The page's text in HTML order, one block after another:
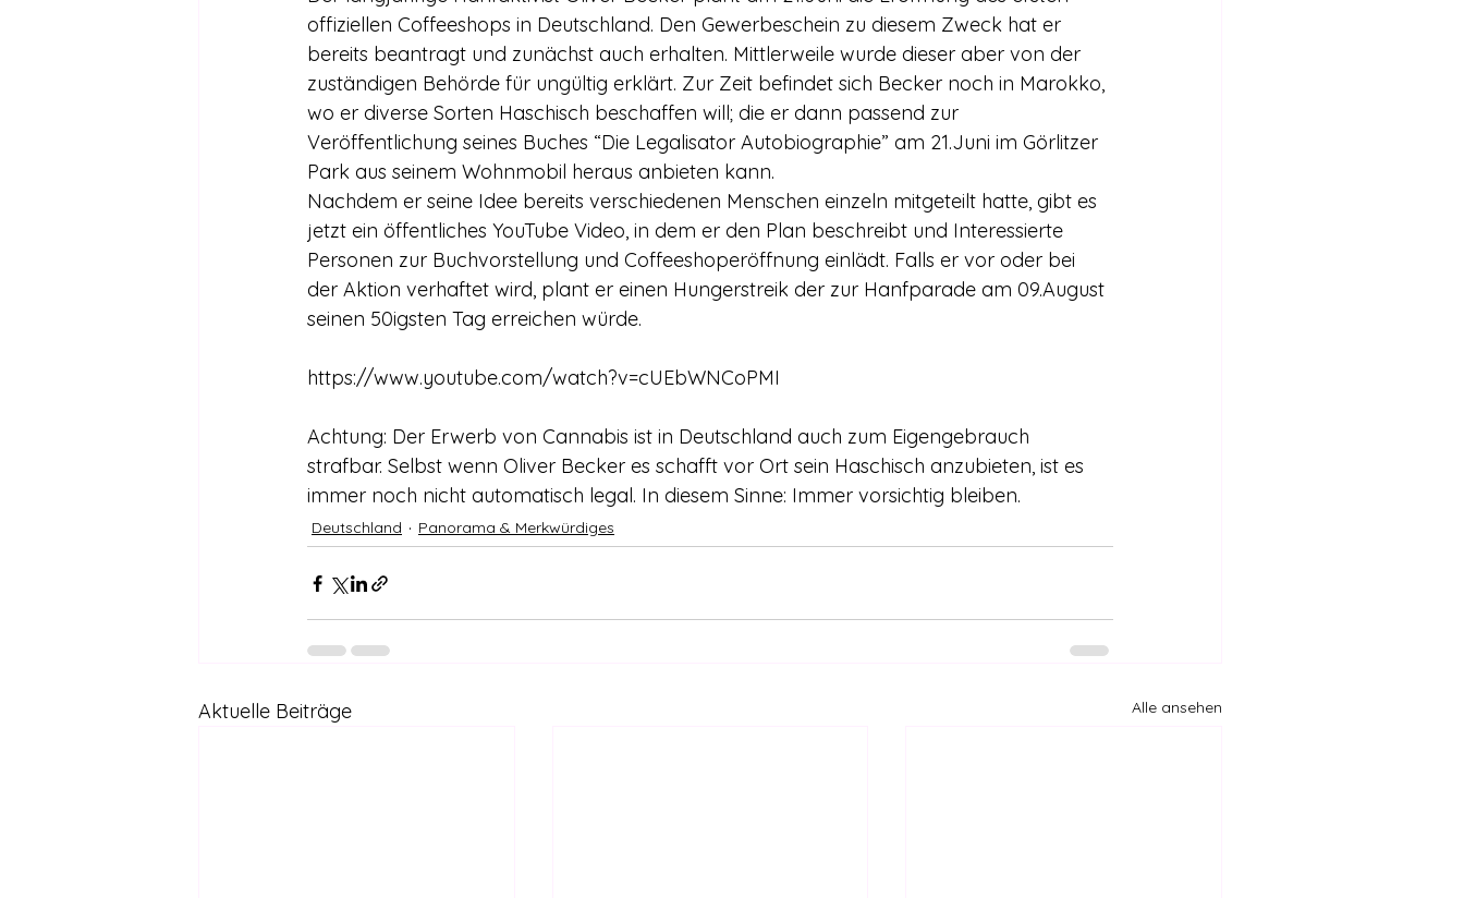
Legalisierte Länder Hanfszene Mitmachen! Meinungsumfragen Repression Stimmen für die Legalisierung
Recht & Urteile Schäden durch Prohibition Panorama & Merkwürdiges Veranstaltungsbericht
Stimmen gegen die Legalisierung Streckmittel Wirtschaft Test Wissenschaft
Wissenschaft zu Drogenpolitik und a
offiziellen Coffeeshops in Deutschland. Den Gewerbeschein zu diesem Zweck hat er
bereits beantragt und zunächst auch erhalten. Mittlerweile wurde dieser aber von der
zuständigen Behörde für ungültig erklärt. Zur Zeit befindet sich Becker noch in Marokko,
wo er diverse Sorten Haschisch beschaffen will; die er dann passend zur
Veröffentlichung seines Buches “Die Legalisator Autobiographie” am 21.Juni im Görlitzer
Park aus seinem Wohnmobil heraus anbieten kann.
Nachdem er seine Idee bereits verschiedenen Menschen einzeln mitgeteilt hatte, gibt es
jetzt ein öffentliches YouTube Video, in dem er den Plan beschreibt und Interessierte
Personen zur Buchvorstellung und Coffeeshoperöffnung einlädt. Falls er vor oder bei
der Aktion verhaftet wird, plant er einen Hungerstreik der zur Hanfparade am 09.August
seinen 50igsten Tag erreichen würde.
https://www.youtube.com/watch?v=cUEbWNCoPMI
Achtung: Der Erwerb von Cannabis ist in Deutschland auch zum Eigengebrauch
strafbar. Selbst wenn Oliver Becker es schafft vor Ort sein Haschisch anzubieten, ist es
immer noch nicht automatisch legal. In diesem Sinne: Immer vorsichtig bleiben.
Deutschland Panorama & Merkwürdiges
Aktuelle Beiträge Alle ansehen